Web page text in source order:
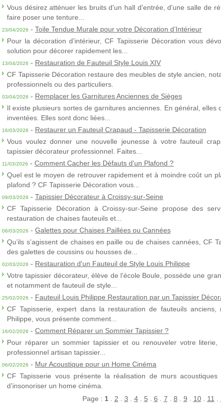
Vous désirez atténuer les bruits d'un hall d'entrée, d'une salle de
faire poser une tenture...
23/04/2026 - Toile Tendue Murale pour votre Décoration d’Intérieur
Pour la décoration d’intérieur, CF Tapisserie Décoration vous
solution pour décorer rapidement les...
13/04/2026 - Restauration de Fauteuil Style Louis XIV
CF Tapisserie Décoration restaure des meubles de style ancien,
professionnels ou des particuliers.
03/04/2026 - Remplacer les Garnitures Anciennes de Sièges
Il existe plusieurs sortes de garnitures anciennes. En général, elles
inventées. Elles sont donc liées...
16/03/2026 - Restaurer un Fauteuil Crapaud - Tapisserie Décoration
Vous voulez donner une nouvelle jeunesse à votre fauteuil
tapissier décorateur professionnel. Faites...
11/03/2026 - Comment Cacher les Défauts d'un Plafond ?
Quel est le moyen de retrouver rapidement et à moindre coût un
plafond ? CF Tapisserie Décoration vous...
09/03/2026 - Tapissier Décorateur à Croissy-sur-Seine
CF Tapisserie Décoration à Croissy-sur-Seine propose des
restauration de chaises fauteuils et...
06/03/2026 - Galettes pour Chaises Paillées ou Cannées
Qu’ils s’agissent de chaises en paille ou de chaises cannées, CF
des galettes de coussins ou housses de...
02/03/2026 - Restauration d'un Fauteuil de Style Louis Philippe
Votre tapissier décorateur, élève de l’école Boule, possède une
et notamment de fauteuil de style...
25/02/2026 - Fauteuil Louis Philippe Restauration par un Tapissier
CF Tapisserie, expert dans la restauration de fauteuils
Philippe, vous présente comment...
16/02/2026 - Comment Réparer un Sommier Tapissier ?
Pour réparer un sommier tapissier et ou renouveler votre
professionnel artisan tapissier...
06/02/2026 - Mur Acoustique pour un Home Cinéma
CF Tapisserie vous présente la réalisation de murs
d’insonoriser un home cinéma.
Page : 1. 2 3 4. 5 6 7 8 9 10. 11